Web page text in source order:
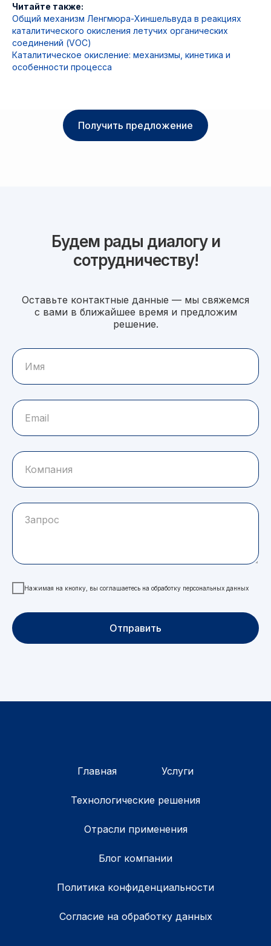
Читайте также:
Общий механизм Ленгмюра-Хиншельвуда в реакциях
каталитического окисления летучих органических
соединений (VOC)
Каталитическое окисление: механизмы, кинетика и
особенности процесса
Получить предложение
Будем рады диалогу и
сотрудничеству!
Оставьте контактные данные — мы свяжемся
с вами в ближайшее время и предложим
решение.
Нажимая на кнопку, вы соглашаетесь на обработку персональных данных
Отправить
Главная Услуги
Технологические решения
Отрасли применения
Блог компании
Политика конфиденциальности
Согласие на обработку данных